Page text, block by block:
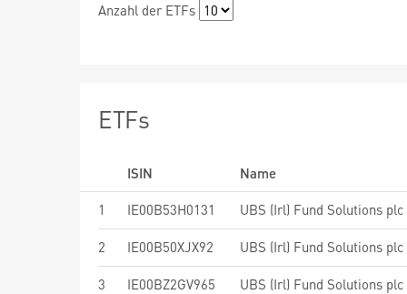
Anzahl der ETFs
ETFs
ISIN
Name
1
IE00B53H0131
2 IE00B50XJX92
3 IE00BZ2GV965